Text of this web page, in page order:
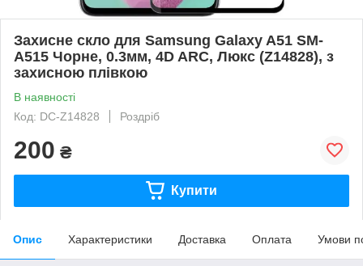
Захисне скло для Samsung Galaxy A51 SM-
A515 Чорне, 0.3мм, 4D ARC, Люкс (Z14828), з
захисною плівкою
В наявності
Код: DC-Z14828
Роздріб
200 ₴
Купити
Опис Характеристики Доставка Оплата Умови